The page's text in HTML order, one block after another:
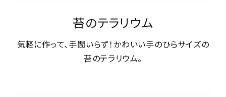
苔のテラリウム
気軽に作って、手間いらず！かわいい手のひらサイズの
苔のテラリウム。